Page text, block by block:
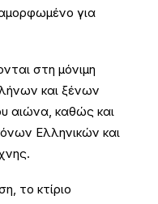
για
στη μόνιμη
και ξένων
αιώνα, καθώς και
Ελληνικών και
το κτίριο